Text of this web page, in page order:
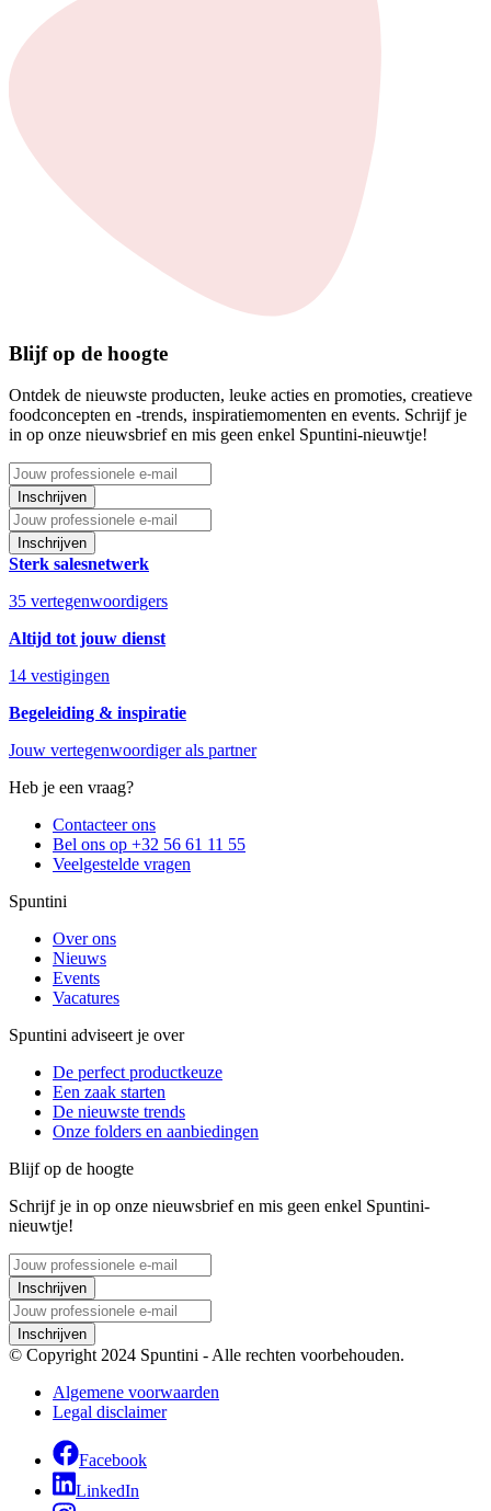
Blijf op de hoogte
Ontdek de nieuwste producten, leuke acties en promoties, creatieve
foodconcepten en -trends, inspiratiemomenten en events. Schrijf je
in op onze nieuwsbrief en mis geen enkel Spuntini-nieuwtje!
Inschrijven
Inschrijven
Sterk salesnetwerk
35 vertegenwoordigers
Altijd tot jouw dienst
14 vestigingen
Begeleiding & inspiratie
Jouw vertegenwoordiger als partner
Heb je een vraag?
Contacteer ons
Bel ons op +32 56 61 11 55
Veelgestelde vragen
Spuntini
Over ons
Nieuws
Events
Vacatures
Spuntini adviseert je over
De perfect productkeuze
Een zaak starten
De nieuwste trends
Onze folders en aanbiedingen
Blijf op de hoogte
Schrijf je in op onze nieuwsbrief en mis geen enkel Spuntini-
nieuwtje!
Inschrijven
Inschrijven
© Copyright 2024 Spuntini - Alle rechten voorbehouden.
Algemene voorwaarden
Legal disclaimer
Facebook
LinkedIn